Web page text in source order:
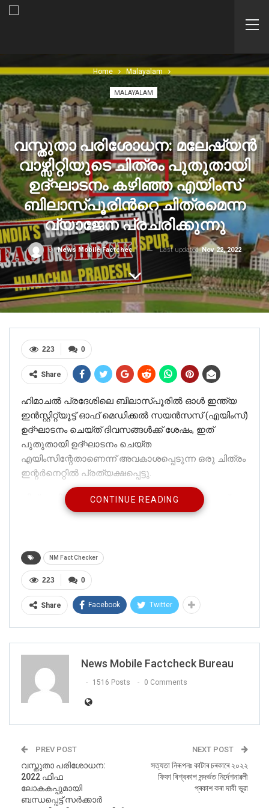
Home Malayalam
MALAYALAM
വസ്തുതാ പരിശോധന: മലേഷ്യന്‍
വാഴ്സിറ്റിയുടെ ചിത്രം പുതുതായി
ഉദ്ഘാടനം കഴിഞ്ഞ എയിംസ്
ബിലാസ്‍പൂരിന്‍റെ ചിത്രമെന്ന
വ്യാജേന പ്രചരിക്കുന്നു
ByNews Mobile Factcheck Bureau Last updatedNov 22, 2022
0
223
Share
ഹിമാചൽ പ്രദേശിലെ ബിലാസ്പൂരിൽ ഓൾ ഇന്ത്യ
ഇൻസ്റ്റിറ്റ്യൂട്ട് ഓഫ് മെഡിക്കൽ സയൻസസ് (എയിംസ്)
ഉദ്ഘാടനം ചെയ്ത് ദിവസങ്ങൾക്ക് ശേഷം, ഇത്
പുതുതായി ഉദ്ഘാടനം ചെയ്ത
എയിംസിന്റേതാണെന്ന് അവകാശപ്പെടുന്ന ഒരു ചിത്രം
ഇന്റർനെറ്റിൽ പ്രത്യക്ഷപ്പെട്ടു.
ചിത്രത്തിലെ വാചകം ഇങ്ങനെയാണ്: “ഇല്ല, ഇത്
ഇറ്റലിയോ യുഎസ്എയോ അല്ല. ഇത് ഇന്ത്യയിലെ
പോസ്റ്റ്ഇവിടെകാണാം.
വസ്തുത പരിശോധന
വസ്തുതാപരിശോധനയ്ക്ക് വിധേയമാക്കുകയും
തെറ്റിദ്ധരിപ്പിക്കുന്നതാണെന്ന് കണ്ടെത്തുകയും
ചെയ്തു.
ചിത്രം സൂക്ഷ്മമായി നിരീക്ഷിച്ചപ്പോൾ, ഒരു കെട്ടിടത്തിന്
മുന്നിൽ ‘XMUM’ എന്ന ചുരുക്കെഴുത്ത് ഞങ്ങൾ
RELATED POSTS
CONTINUE READING
NM Fact Checker
0
223
Share Facebook Twitter
News Mobile Factcheck Bureau
1516 Posts 0 Comments
PREV POST
വസ്തുതാ പരിശോധന:
2022 ഫിഫ
ലോകകപ്പുമായി
ബന്ധപ്പെട്ട് സര്‍ക്കാര്‍
NEXT POST
সত্যতা নিৰূপনঃ কাটাৰ চৰকাৰে ২০২২
ফিফা বিশ্বকাপ সন্দৰ্ভত নিৰ্দেশনাৱলী
প্ৰকাশ কৰা দাবী ভুৱা